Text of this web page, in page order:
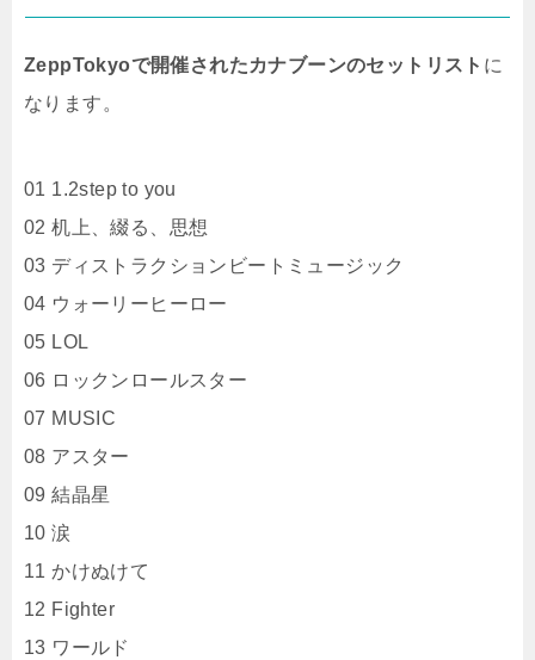
ZeppTokyoで開催されたカナブーンのセットリスト に
なります。
01 1.2step to you
02 机上、綴る、思想
03 ディストラクションビートミュージック
04 ウォーリーヒーロー
05 LOL
06 ロックンロールスター
07 MUSIC
08 アスター
09 結晶星
10 涙
11 かけぬけて
12 Fighter
13 ワールド